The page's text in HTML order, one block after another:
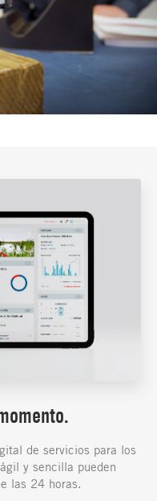
de servicios para los
y sencilla pueden
las 24 horas.